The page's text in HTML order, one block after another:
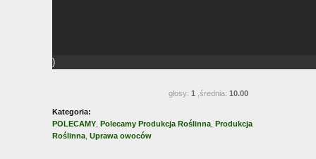
)
głosy: 1 ,średnia: 10.00
Kategoria:
POLECAMY Polecamy Produkcja Roślinna Produkcja
Roślinna Uprawa owoców